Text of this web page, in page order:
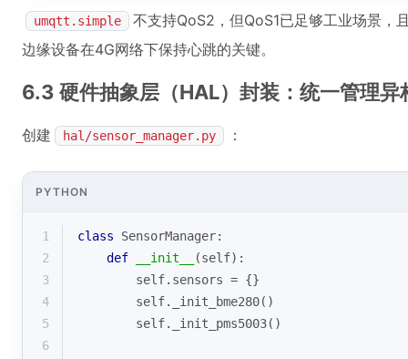
umqtt.simple
不支持QoS2，但QoS1已足够工业场景，
边缘设备在4G网络下保持心跳的关键。
6.3 硬件抽象层（HAL）封装：统一管理异
创建 hal/sensor_manager.py ：
PYTHON
1 class SensorManager:
2
def __init__ (self):
3
        self.sensors = {}
4
        self._init_bme280()
5
        self._init_pms5003()
6